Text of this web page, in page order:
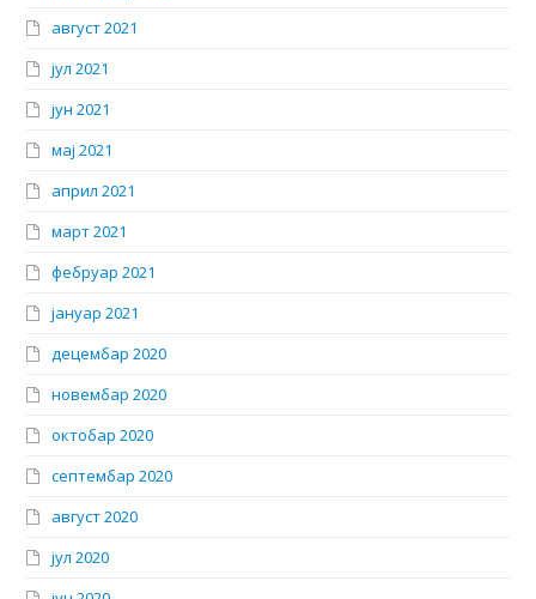
август 2021
јул 2021
јун 2021
мај 2021
април 2021
март 2021
фебруар 2021
јануар 2021
децембар 2020
новембар 2020
октобар 2020
септембар 2020
август 2020
јул 2020